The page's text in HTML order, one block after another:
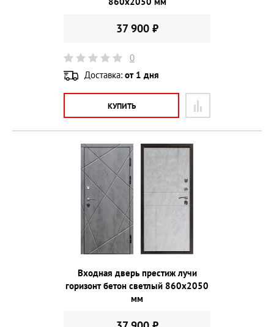
37 900 ₽
0
Доставка: от 1 дня
КУПИТЬ
Входная дверь престиж лучи
горизонт бетон светлый 860х2050
мм